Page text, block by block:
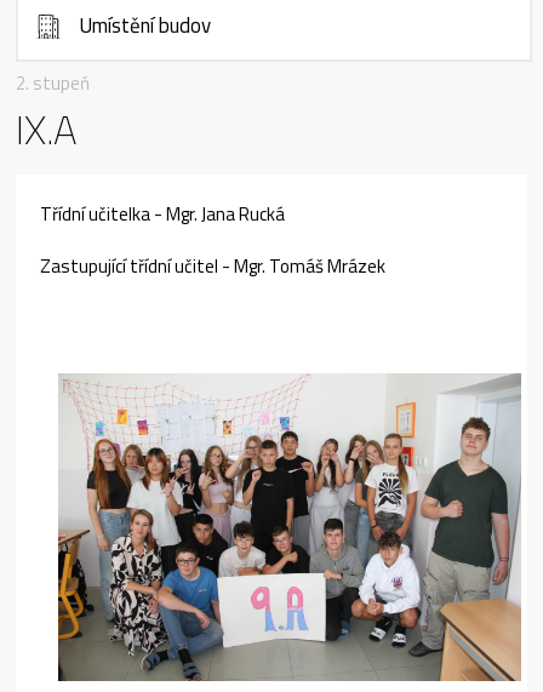
2. stupeň
IX.A
Třídní učitelka - Mgr. Jana Rucká
Zastupující třídní učitel - Mgr. Tomáš Mrázek
Umístění budov